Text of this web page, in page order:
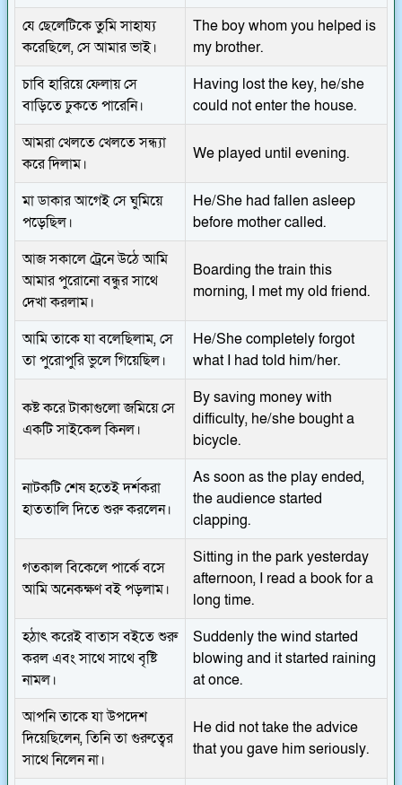
যে ছেলেটিকে তুমি সাহায্য
করেছিলে, সে আমার ভাই।
The boy whom you helped is
my brother.
চাবি হারিয়ে ফেলায় সে
বাড়িতে ঢুকতে পারেনি।
Having lost the key, he/she
could not enter the house.
আমরা খেলতে খেলতে সন্ধ্যা
করে দিলাম।
We played until evening.
মা ডাকার আগেই সে ঘুমিয়ে
পড়েছিল।
He/She had fallen asleep
before mother called.
আজ সকালে ট্রেনে উঠে আমি
আমার পুরোনো বন্ধুর সাথে
দেখা করলাম।
Boarding the train this
morning, I met my old friend.
আমি তাকে যা বলেছিলাম, সে
তা পুরোপুরি ভুলে গিয়েছিল।
He/She completely forgot
what I had told him/her.
কষ্ট করে টাকাগুলো জমিয়ে সে
একটি সাইকেল কিনল।
By saving money with
difficulty, he/she bought a
bicycle.
নাটকটি শেষ হতেই দর্শকরা
হাততালি দিতে শুরু করলেন।
As soon as the play ended,
the audience started
clapping.
গতকাল বিকেলে পার্কে বসে
আমি অনেকক্ষণ বই পড়লাম।
Sitting in the park yesterday
afternoon, I read a book for a
long time.
হঠাৎ করেই বাতাস বইতে শুরু
করল এবং সাথে সাথে বৃষ্টি
নামল।
Suddenly the wind started
blowing and it started raining
at once.
আপনি তাকে যা উপদেশ
দিয়েছিলেন, তিনি তা গুরুত্বের
সাথে নিলেন না।
He did not take the advice
that you gave him seriously.